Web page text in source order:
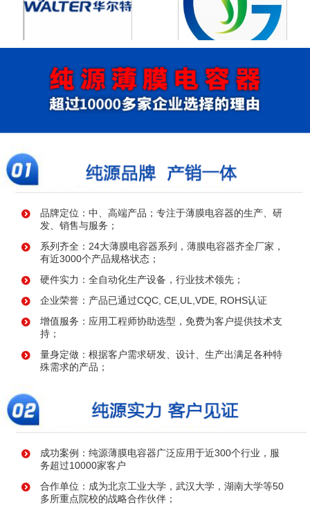
浙江华尔特机电股份有限公
司
浙江格瑶科技股份有限公司
品牌定位：中、高端产品；专注于薄膜电容器的生产、研
发、销售与服务；
系列齐全：24大薄膜电容器系列，薄膜电容器齐全厂家，
有近3000个产品规格状态；
硬件实力：全自动化生产设备，行业技术领先；
企业荣誉：产品已通过CQC, CE,UL,VDE, ROHS认证
增值服务：应用工程师协助选型，免费为客户提供技术支
持；
量身定做：根据客户需求研发、设计、生产出满足各种特
殊需求的产品；
成功案例：纯源薄膜电容器广泛应用于近300个行业，服
务超过10000家客户
合作单位：成为北京工业大学，武汉大学，湖南大学等50
多所重点院校的战略合作伙伴；